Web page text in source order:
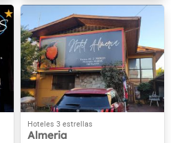
Almeria